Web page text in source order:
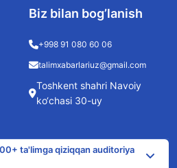
Biz bilan bog’lanish
+998 91 080 60 06
talimxabarlariuz@gmail.com
Toshkent shahri Navoiy
ko‘chasi 30-uy
ta'limga qiziqqan auditoriya